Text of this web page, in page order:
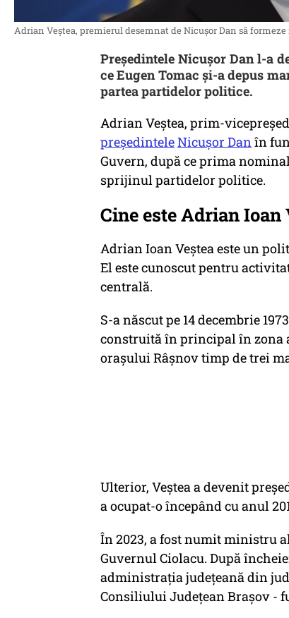
Adrian Veștea, premierul desemnat de Nicușor Dan să
Președintele Nicușor Dan l-a
ce Eugen Tomac și-a depus
partea partidelor politice.
Adrian Veștea, prim-
președinteleNicușor Danîn
Guvern, după ce prima
sprijinul partidelor politice.
Cine este Adrian Ioan
Adrian Ioan Veștea este un
El este cunoscut pentru
centrală.
S-a născut pe 14 decembrie
construită în principal în zona
orașului Râșnov timp de trei
Ulterior, Veștea a devenit
a ocupat-o începând cu anul
În 2023, a fost numit ministru
Guvernul Ciolacu. După
administrația județeană din
Consiliului Județean Brașov -